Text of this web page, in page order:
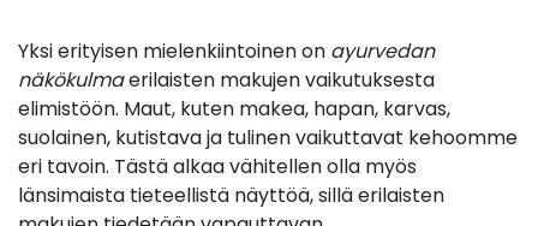
Yksi erityisen mielenkiintoinen on ayurvedan
näkökulmaerilaisten makujen vaikutuksesta
elimistöön. Maut, kuten makea, hapan, karvas,
suolainen, kutistava ja tulinen vaikuttavat kehoomme
eri tavoin. Tästä alkaa vähitellen olla myös
länsimaista tieteellistä näyttöä, sillä erilaisten